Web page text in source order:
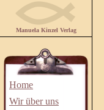
Manuela Kinzel Verlag
Home
Wir über uns